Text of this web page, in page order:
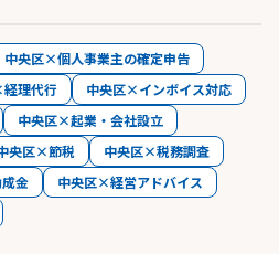
中央区×個人事業主の確定申告
理代行
中央区×インボイス対応
中央区×起業・会社設立
央区×節税
中央区×税務調査
金
中央区×経営アドバイス